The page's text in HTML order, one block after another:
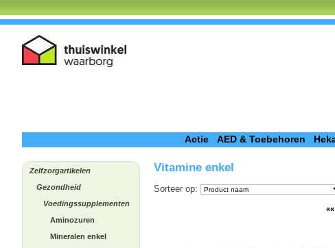
Actie AED & Toebehoren
Zelfzorgartikelen
Gezondheid
Voedingssupplementen
Aminozuren
Mineralen enkel
Vitamine enkel
Sorteer op: